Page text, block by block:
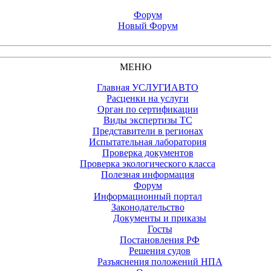
Форум
Новый Форум
МЕНЮ
Главная УСЛУГИАВТО
Расценки на услуги
Орган по сертификации
Виды экспертизы ТС
Представители в регионах
Испытательная лаборатория
Проверка документов
Проверка экологического класса
Полезная информация
Форум
Информационный портал
Законодательство
Документы и приказы
Госты
Постановления РФ
Решения судов
Разъяснения положений НПА